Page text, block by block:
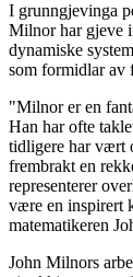
I grunngjevinga
Milnor har gjeve
dynamiske
som formidlar av
"Milnor er en
Han har ofte
tidligere har vært
frembrakt en
representerer
være en inspirert
matematikeren
John Milnors